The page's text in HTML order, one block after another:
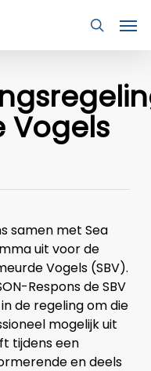
search
Vogels
samen met Sea
uit voor de
Vogels (SBV).
Respons de SBV
de regeling om die
mogelijk uit
tijdens een
en deels